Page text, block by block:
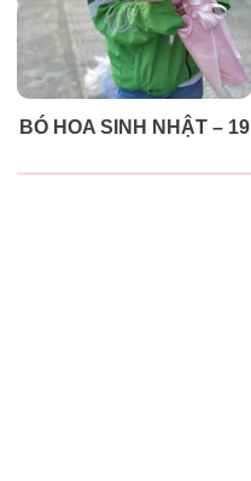
BÓ HOA SINH NHẬT – 19